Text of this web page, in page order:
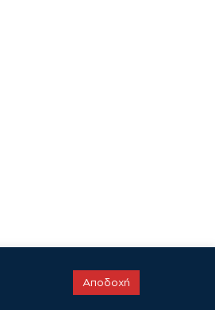
Αποδοχή